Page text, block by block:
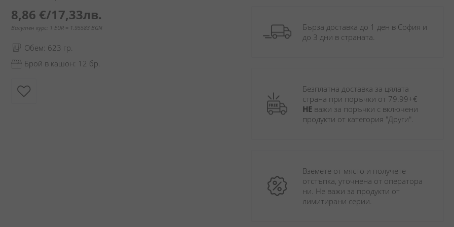
8,86 €/17,33лв.
Валутен курс: 1 EUR = 1.95583 BGN
Обем: 623 гр.
Брой в кашон: 12 бр.
Бърза доставка до 1 ден в София и
до 3 дни в страната.
Безплатна доставка за цялата
НЕ важи за поръчки с включени
продукти от категория "Други".
Вземете от място и получете
отстъпка, уточнена от оператора
ни. Не важи за продукти от
лимитирани серии.